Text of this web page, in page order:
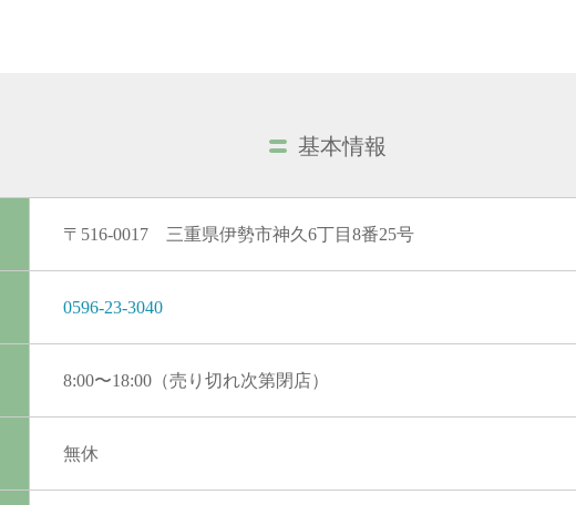
基本情報
〒516-0017 三重県伊勢市神久6丁目8番25号
0596-23-3040
8:00〜18:00（売り切れ次第閉店）
無休